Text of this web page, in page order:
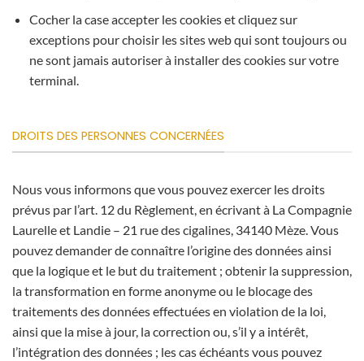
Cocher la case accepter les cookies et cliquez sur
exceptions pour choisir les sites web qui sont toujours ou
ne sont jamais autoriser à installer des cookies sur votre
terminal.
DROITS DES PERSONNES CONCERNÉES
Nous vous informons que vous pouvez exercer les droits
prévus par l’art. 12 du Règlement, en écrivant à La Compagnie
Laurelle et Landie – 21 rue des cigalines, 34140 Mèze. Vous
pouvez demander de connaître l’origine des données ainsi
que la logique et le but du traitement ; obtenir la suppression,
la transformation en forme anonyme ou le blocage des
traitements des données effectuées en violation de la loi,
ainsi que la mise à jour, la correction ou, s’il y a intérêt,
l’intégration des données ; les cas échéants vous pouvez